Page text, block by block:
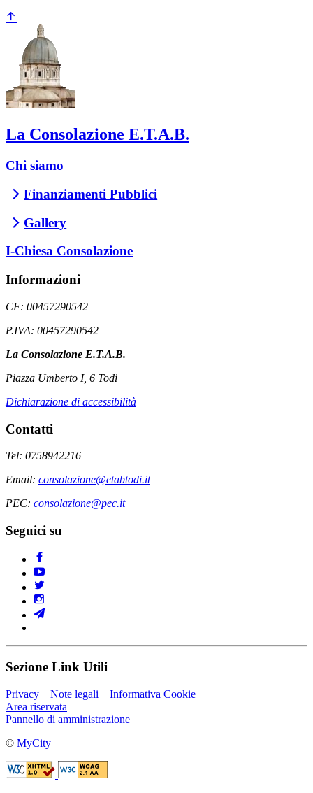
La Consolazione E.T.A.B.
Chi siamo
Finanziamenti Pubblici
Gallery
I-Chiesa Consolazione
Informazioni
CF: 00457290542
P.IVA: 00457290542
La Consolazione E.T.A.B.
Piazza Umberto I, 6 Todi
Dichiarazione di accessibilità
Contatti
Tel: 0758942216
Email: consolazione@etabtodi.it
PEC: consolazione@pec.it
Seguici su
Sezione Link Utili
Privacy Note legali
Informativa Cookie
Area riservata
Pannello di amministrazione
© MyCity